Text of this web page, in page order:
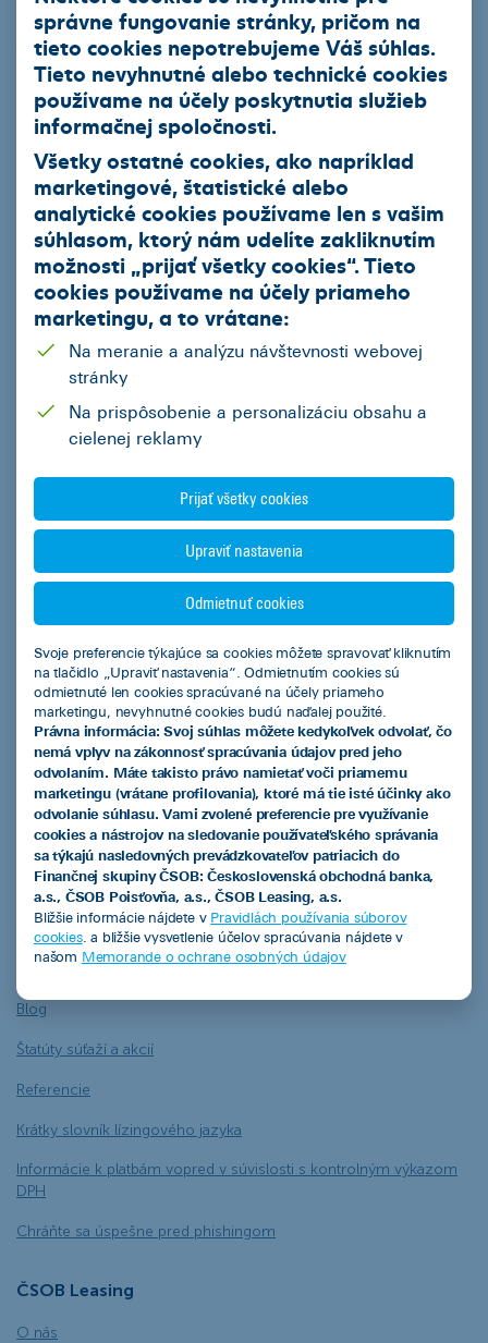
ČSOB Leasing a.s.
Produkty
Leasingový úver
Smart finančný leasing
Operatívny leasing
EIB úver so zvýhodneným úrokom
Ekofinancovanie
Naša ponuka
Akciová ponuka vybraných partnerov ČSOB Leasing
Jazdené vozidlá z repredaja
Podnikatelia
Mestá a obce
Regióny
Kalkulačky
Leasingová kalkulačka
Kalkulačka úspor s elektromobilom
Overenie predschváleného limitu financovania pre podnikateľov
Užitočné informácie
Dokumenty na stiahnutie
Často kladené otázky
Blog
Štatúty súťaží a akcií
Referencie
Krátky slovník lízingového jazyka
Informácie k platbám vopred v súvislosti s kontrolným výkazom
DPH
Chráňte sa úspešne pred phishingom
ČSOB Leasing
O nás
správne fungovanie stránky, pričom na
tieto cookies nepotrebujeme Váš súhlas.
Tieto nevyhnutné alebo technické cookies
používame na účely poskytnutia služieb
informačnej spoločnosti.
Všetky ostatné cookies, ako napríklad
marketingové, štatistické alebo
analytické cookies používame len s vašim
súhlasom, ktorý nám udelíte zakliknutím
možnosti „ prijať všetky cookies“. Tieto
cookies používame naúčely priameho
marketingu, a to vrátane:
Na meranie a analýzu návštevnosti webovej
stránky
Na prispôsobenie a personalizáciu obsahu a
cielenej reklamy
Prijať všetky cookies
Upraviť nastavenia
Odmietnuť cookies
Svoje preferencie týkajúce sa cookies môžete spravovať kliknutím
na tlačidlo „Upraviť nastavenia“. Odmietnutím cookies sú
odmietnuté len cookies spracúvané na účely priameho
marketingu, nevyhnutné cookies budú naďalej použité.
Právna informácia: Svoj súhlas môžete kedykoľvek odvolať, čo
nemá vplyv na zákonnosť spracúvania údajov pred jeho
odvolaním. Máte takisto právo namietať voči priamemu
marketingu (vrátane profilovania), ktoré má tie isté účinky ako
odvolanie súhlasu. Vami zvolené preferencie pre využívanie
cookies a nástrojov na sledovanie používateľského správania
sa týkajú nasledovných prevádzkovateľov patriacich do
Finančnej skupiny ČSOB: Československá obchodná banka,
a.s., ČSOB Poisťovňa, a.s., ČSOB Leasing, a.s.
Bližšie informácie nájdete v Pravidlách používania súborov
cookies. a bližšie vysvetlenie účelov spracúvania nájdete v
našom Memorande o ochrane osobných údajov